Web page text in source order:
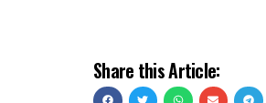
Share this Article: